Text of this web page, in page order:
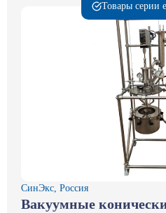
Товары серии
СинЭкс, Россия
Вакуумные